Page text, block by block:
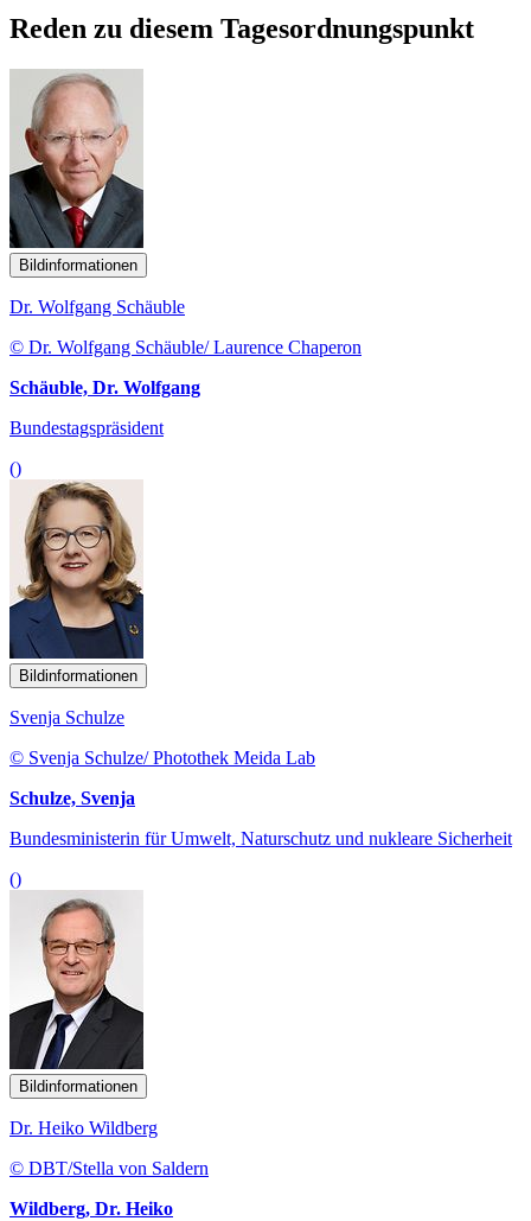
Reden zu diesem Tagesordnungspunkt
Bildinformationen
Dr. Wolfgang Schäuble
© Dr. Wolfgang Schäuble/ Laurence Chaperon
Schäuble, Dr. Wolfgang
Bundestagspräsident
()
Bildinformationen
Svenja Schulze
© Svenja Schulze/ Photothek Meida Lab
Schulze, Svenja
Bundesministerin für Umwelt, Naturschutz und nukleare Sicherheit
()
Bildinformationen
Dr. Heiko Wildberg
© DBT/Stella von Saldern
Wildberg, Dr. Heiko